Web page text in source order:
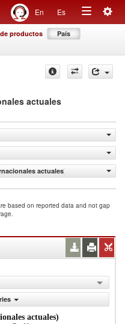
En Es
Toggle
productos País
actuales
actuales)
based on reported data and not gap
actuales)